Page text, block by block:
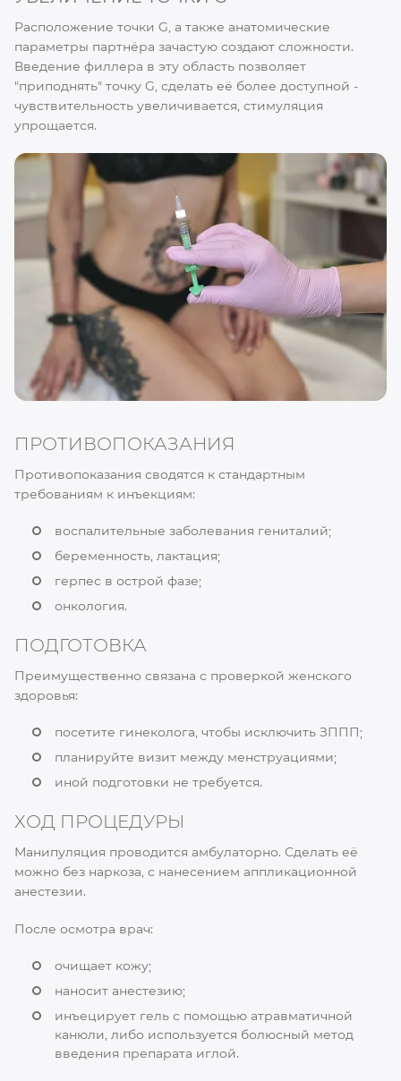
Расположение точки G, а также анатомические
параметры партнёра зачастую создают сложности.
Введение филлера в эту область позволяет
"приподнять" точку G, сделать её более доступной -
чувствительность увеличивается, стимуляция
упрощается.
ПРОТИВОПОКАЗАНИЯ
Противопоказания сводятся к стандартным
требованиям к инъекциям:
воспалительные заболевания гениталий;
беременность, лактация;
герпес в острой фазе;
онкология.
ПОДГОТОВКА
Преимущественно связана с проверкой женского
здоровья:
посетите гинеколога, чтобы исключить ЗППП;
планируйте визит между менструациями;
иной подготовки не требуется.
ХОД ПРОЦЕДУРЫ
Манипуляция проводится амбулаторно. Сделать её
можно без наркоза, с нанесением аппликационной
анестезии.
После осмотра врач:
очищает кожу;
наносит анестезию;
инъецирует гель с помощью атравматичной
канюли, либо используется болюсный метод
введения препарата иглой.